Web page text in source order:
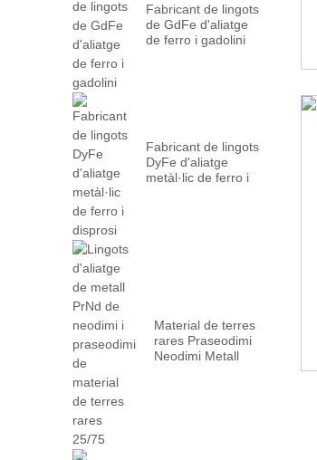
Fabricant de lingots
de GdFe d'aliatge
de ferro i gadolini
Fabricant de lingots
DyFe d'aliatge
metàl·lic de ferro i
Material de terres
rares Praseodimi
Neodimi Metall